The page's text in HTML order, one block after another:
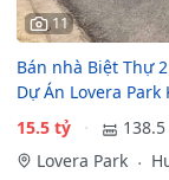
11
Bán nhà Biệt Thự
Dự Án Lovera
15.5 tỷ
138.5
Lovera Park